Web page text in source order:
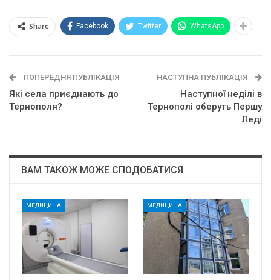
Share Facebook Twitter WhatsApp
ПОПЕРЕДНЯ ПУБЛІКАЦІЯ
Які села приєднають до
Тернополя?
НАСТУПНА ПУБЛІКАЦІЯ
Наступної неділі в
Тернополі оберуть Першу
Леді
ВАМ ТАКОЖ МОЖЕ СПОДОБАТИСЯ
МЕДИЦИНА МЕДИЦИНА